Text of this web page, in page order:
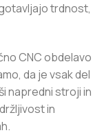
trdnost,
CNC obdelavo
da je vsak del
napredni stroji in
in